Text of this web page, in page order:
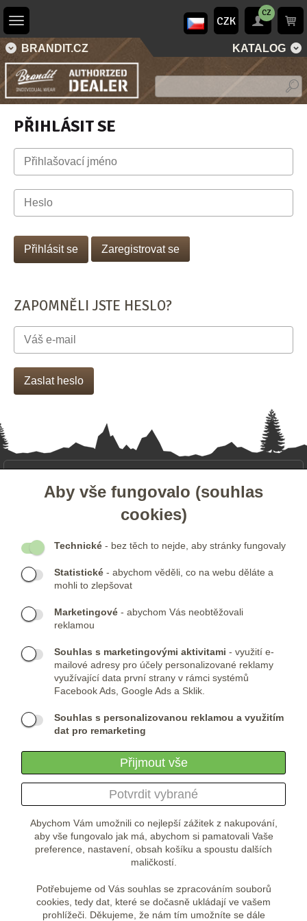
Aby vše fungovalo (souhlas
cookies)
Abychom Vám umožnili co nejlepší zážitek z nakupování,
aby vše fungovalo jak má, abychom si pamatovali Vaše
preference, nastavení, obsah košíku a spoustu dalších
maličkostí.
Potřebujeme od Vás souhlas se zpracováním souborů
cookies, tedy dat, které se dočasně ukládají ve vašem
prohlížeči. Děkujeme, že nám tím umožníte se dále
Technické - bez těch to nejde, aby stránky fungovaly
Statistické - abychom věděli, co na webu děláte a
mohli to zlepšovat
Marketingové - abychom Vás neobtěžovali
reklamou
Souhlas s marketingovými aktivitami - využití e-
mailové adresy pro účely personalizované reklamy
využívající data první strany v rámci systémů
Facebook Ads, Google Ads a Sklik.
Souhlas s personalizovanou reklamou a využitím
dat pro remarketing
Potvrdit vybrané
Přijmout vše
CZK
CZ
BRANDIT.CZ KATALOG
PŘIHLÁSIT SE
Zaregistrovat se
ZAPOMNĚLI JSTE HESLO?
- NEWSLETTER
KONTAKTY:
KONTAKTNÍ FORMULÁŘ
Telefon:
PROVOZOVNA:
Studénka 160
549 31 Velké Poříčí
Česká republika